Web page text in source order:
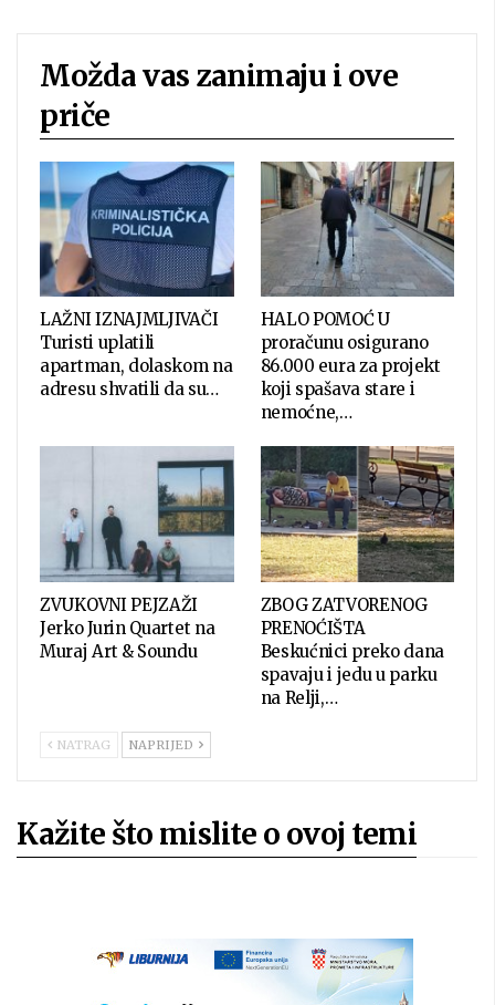
Možda vas zanimaju i ove
priče
LAŽNI IZNAJMLJIVAČI
Turisti uplatili
apartman, dolaskom na
adresu shvatili da su…
HALO POMOĆ U
proračunu osigurano
86.000 eura za projekt
koji spašava stare i
nemoćne,…
ZVUKOVNI PEJZAŽI
Jerko Jurin Quartet na
Muraj Art & Soundu
ZBOG ZATVORENOG
PRENOĆIŠTA
Beskućnici preko dana
spavaju i jedu u parku
na Relji,…
NATRAG NAPRIJED
Kažite što mislite o ovoj temi